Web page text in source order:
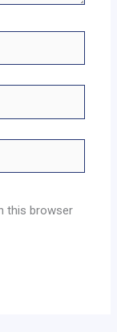
this browser